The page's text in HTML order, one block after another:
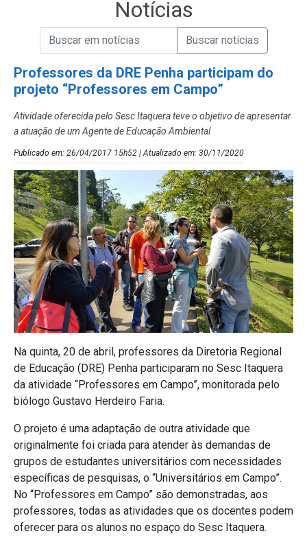
Notícias
Campo de Busca de Notícias
Campo de Busca de informaçõesEnviar a Busca de Notícias
Professores da DRE Penha participam do
projeto “Professores em Campo”
Atividade oferecida pelo Sesc Itaquera teve o objetivo de apresentar
a atuação de um Agente de Educação Ambiental
Publicado em: 26/04/2017 15h52 | Atualizado em: 30/11/2020
Na quinta, 20 de abril, professores da Diretoria Regional
de Educação (DRE) Penha participaram no Sesc Itaquera
da atividade “Professores em Campo”, monitorada pelo
biólogo Gustavo Herdeiro Faria.
O projeto é uma adaptação de outra atividade que
originalmente foi criada para atender às demandas de
grupos de estudantes universitários com necessidades
específicas de pesquisas, o “Universitários em Campo”.
No “Professores em Campo” são demonstradas, aos
professores, todas as atividades que os docentes podem
oferecer para os alunos no espaço do Sesc Itaquera.